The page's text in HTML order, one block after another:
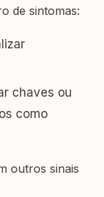
de sintomas:
chaves ou
como
outros sinais